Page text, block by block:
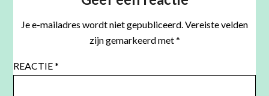
Je e-mailadres wordt niet gepubliceerd.Vereiste velden
zijn gemarkeerd met*
REACTIE*